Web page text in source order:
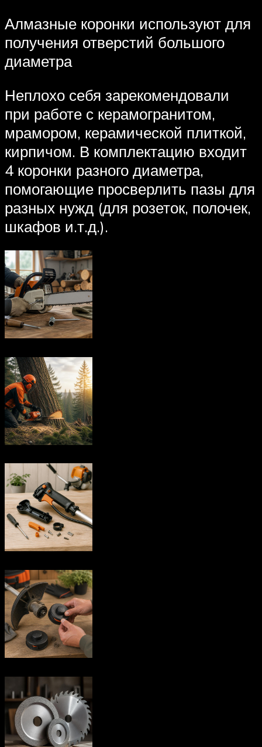
Алмазные коронки используют для
получения отверстий большого
диаметра
Неплохо себя зарекомендовали
при работе с керамогранитом,
мрамором, керамической плиткой,
кирпичом. В комплектацию входит
4 коронки разного диаметра,
помогающие просверлить пазы для
разных нужд (для розеток, полочек,
шкафов и.т.д.).